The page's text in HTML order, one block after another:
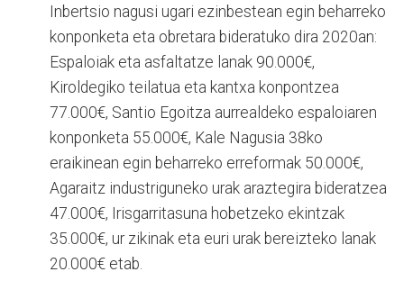
Inbertsio nagusi ugari ezinbestean egin beharreko
konponketa eta obretara bideratuko dira 2020an:
Espaloiak eta asfaltatze lanak 90.000€,
Kiroldegiko teilatua eta kantxa konpontzea
77.000€, Santio Egoitza aurrealdeko espaloiaren
konponketa 55.000€, Kale Nagusia 38ko
eraikinean egin beharreko erreformak 50.000€,
Agaraitz industriguneko urak araztegira bideratzea
47.000€, Irisgarritasuna hobetzeko ekintzak
35.000€, ur zikinak eta euri urak bereizteko lanak
20.000€ etab.